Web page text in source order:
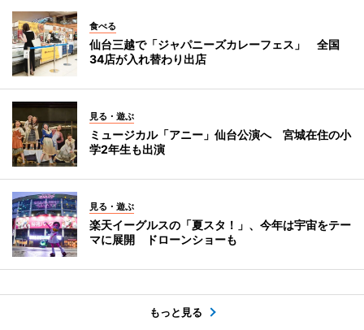
食べる
仙台三越で「ジャパニーズカレーフェス」 全国
34店が入れ替わり出店
見る・遊ぶ
ミュージカル「アニー」仙台公演へ 宮城在住の小
学2年生も出演
見る・遊ぶ
楽天イーグルスの「夏スタ！」、今年は宇宙をテー
マに展開 ドローンショーも
もっと見る